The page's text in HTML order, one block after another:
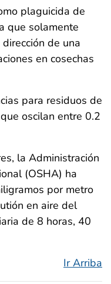
plaguicida de
que solamente
de una
en cosechas
para residuos de
oscilan entre 0.2
la Administración
(OSHA) ha
por metro
en aire del
de 8 horas, 40
Ir Arriba